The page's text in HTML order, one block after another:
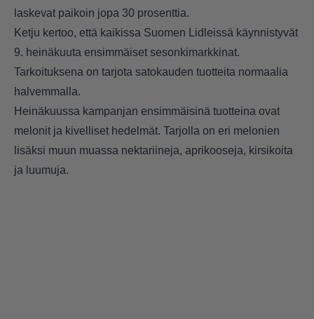
laskevat paikoin jopa 30 prosenttia.
Ketju kertoo, että kaikissa Suomen Lidleissä käynnistyvät
9. heinäkuuta ensimmäiset sesonkimarkkinat.
Tarkoituksena on tarjota satokauden tuotteita normaalia
halvemmalla.
Heinäkuussa kampanjan ensimmäisinä tuotteina ovat
melonit ja kivelliset hedelmät. Tarjolla on eri melonien
lisäksi muun muassa nektariineja, aprikooseja, kirsikoita
ja luumuja.